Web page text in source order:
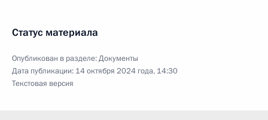
Статус материала
Опубликован в разделе:Документы
Дата публикации: 14 октября 2024 года, 14:30
Текстовая версия